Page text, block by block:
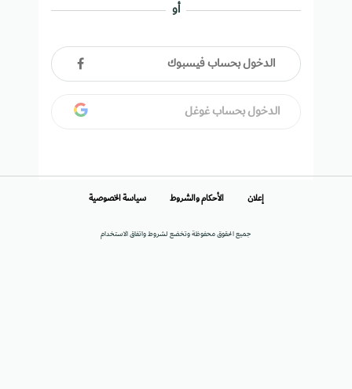
أو
الدخول بحساب فيسبوك
الدخول بحساب غوغل
جميع الحقوق محفوظة وتخضع لشروط واتفاق الاستخدام
إعلان الأحكام والشروط سياسة الخصوصية